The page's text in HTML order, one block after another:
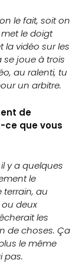
le fait, soit on
le doigt
la vidéo sur les
joue à trois
au ralenti, tu
un arbitre.
de
ce que vous
y a quelques
le
terrain, au
deux
les
de choses. Ça
le même
pas.